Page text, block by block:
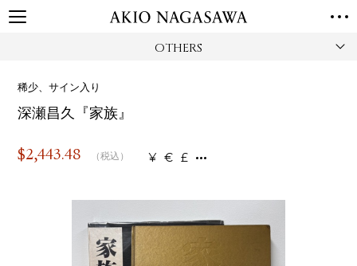
OTHERS
稀少、サイン入り
深瀬昌久『家族』
$2,443.48 （税込） ¥ € £
ONLINE
PUBLISHING
ABOUT
ABOUT US LOCATIONS